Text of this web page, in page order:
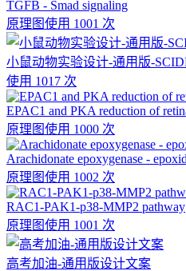
TGFB - Smad signaling
原理图使用 1001 次
小鼠动物实验设计-通用版-
使用 1017 次
EPAC1 and PKA reduction of
原理图使用 1000 次
Arachidonate epoxygenase -
原理图使用 1002 次
RAC1-PAK1-p38-MMP2 pathway
原理图使用 1001 次
高考加油-通用版设计文案